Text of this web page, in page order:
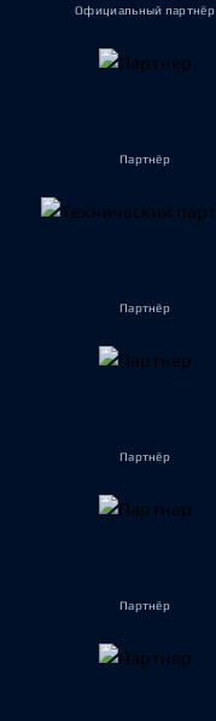
Официальный партнёр
Партнёр
Партнёр
Партнёр
Партнёр